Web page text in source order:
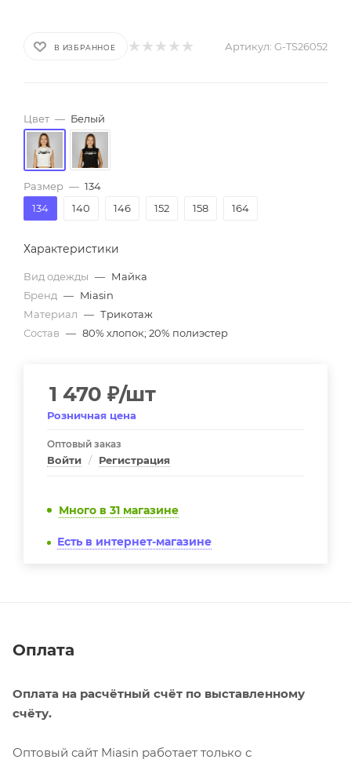
В ИЗБРАННОЕ Артикул: G-TS26052
Цвет — Белый
Размер — 134
134
140 146 152 158 164
Характеристики
Вид одежды — Майка
Бренд — Miasin
Материал — Трикотаж
Состав — 80% хлопок; 20% полиэстер
1 470 ₽/шт
Розничная цена
Оптовый заказ
Войти / Регистрация
Много в 31 магазине
Есть в интернет-магазине
Оплата
Оплата на расчётный счёт по выставленному
счёту.
Оптовый сайт Miasin работает только с